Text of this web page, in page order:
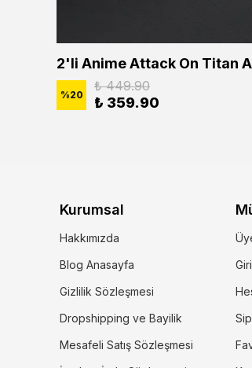
%20
₺ 449.90
₺ 359.90
Kurumsal
Hakkımızda
Blog Anasayfa
Gizlilik Sözleşmesi
Dropshipping ve Bayilik
Mesafeli Satış Sözleşmesi